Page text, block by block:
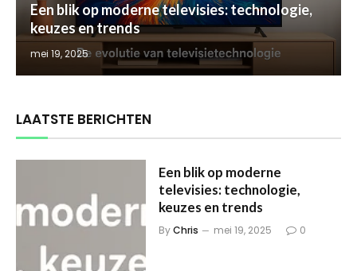
Een blik op moderne televisies: technologie,
keuzes en trends
mei 19, 2025
LAATSTE BERICHTEN
Een blik op moderne
televisies: technologie,
keuzes en trends
ByChris mei 19, 2025 0